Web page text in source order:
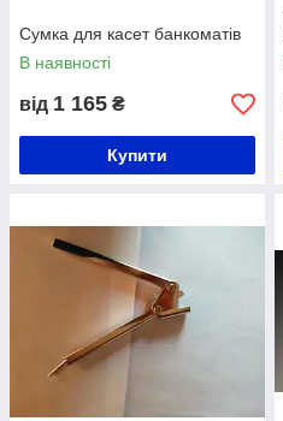
Сумка для касет банкоматів
В наявності
від 1 165 ₴
Купити